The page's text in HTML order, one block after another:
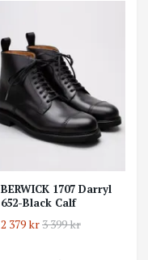
BERWICK 1707 Darryl
652-Black Calf
2 379 kr3 399 kr